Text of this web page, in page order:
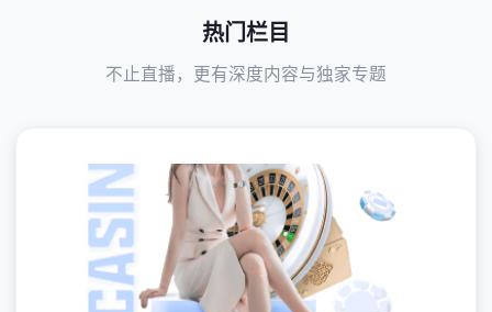
热门栏目
不止直播，更有深度内容与独家专题